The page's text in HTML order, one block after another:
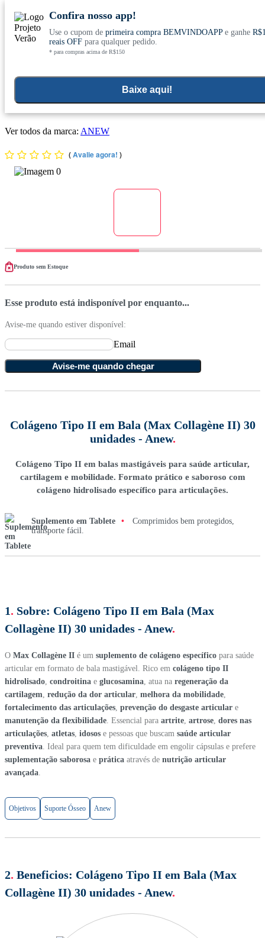
Conheça nosso site novo! E comemore com 0
Confira nosso app!
Use o cupom de primeira compra BEMVINDOAPPe ganhe
reais OFFpara qualquer pedido.
* para compras acima de R$150
Baixe aqui!
Colágeno Tipo II em Bala (Max Collagène II) 30 unidades -
Ver todos da marca: ANEW
(Avalie agora! )
Produto sem Estoque
Esse produto está indisponível por enquanto...
Avise-me quando estiver disponível:
Email
Avise-me quando chegar
Colágeno Tipo II em Bala (Max Collagène II) 30
unidades - Anew.
Colágeno Tipo II em balas mastigáveis para saúde articular,
cartilagem e mobilidade. Formato prático e saboroso com
colágeno hidrolisado específico para articulações.
Suplemento em Tablete •
Comprimidos bem protegidos,
transporte fácil.
1. Sobre: Colágeno Tipo II em Bala (Max
Collagène II) 30 unidades - Anew.
O Max Collagène II é um suplemento de colágeno específico para saúde
articular em formato de bala mastigável. Rico em colágeno tipo II
hidrolisado condroitina e glucosamina , atua na regeneração da
cartilagem redução da dor articular melhora da mobilidade
fortalecimento das articulações prevenção do desgaste articular e
manutenção da flexibilidade . Essencial para artrite artrose dores nas
articulações atletas idosos e pessoas que buscam saúde articular
preventiva . Ideal para quem tem dificuldade em engolir cápsulas e prefere
suplementação saborosa e prática através de nutrição articular
avançada
Objetivos Suporte Ósseo Anew
2. Beneficios: Colágeno Tipo II em Bala (Max
Collagène II) 30 unidades - Anew.